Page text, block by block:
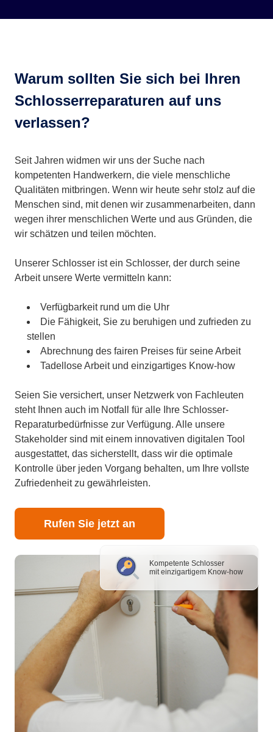
Kompetente Schlosser
mit einzigartigem Know-how
Warum sollten Sie sich bei Ihren
Schlosserreparaturen auf uns
verlassen?
Seit Jahren widmen wir uns der Suche nach
kompetenten Handwerkern, die viele menschliche
Qualitäten mitbringen. Wenn wir heute sehr stolz auf die
Menschen sind, mit denen wir zusammenarbeiten, dann
wegen ihrer menschlichen Werte und aus Gründen, die
wir schätzen und teilen möchten.
Unserer Schlosser ist ein Schlosser, der durch seine
Arbeit unsere Werte vermitteln kann:
Verfügbarkeit rund um die Uhr
Die Fähigkeit, Sie zu beruhigen und zufrieden zu
stellen
Abrechnung des fairen Preises für seine Arbeit
Tadellose Arbeit und einzigartiges Know-how
Seien Sie versichert, unser Netzwerk von Fachleuten
steht Ihnen auch im Notfall für alle Ihre Schlosser-
Reparaturbedürfnisse zur Verfügung. Alle unsere
Stakeholder sind mit einem innovativen digitalen Tool
ausgestattet, das sicherstellt, dass wir die optimale
Kontrolle über jeden Vorgang behalten, um Ihre vollste
Zufriedenheit zu gewährleisten.
Rufen Sie jetzt an